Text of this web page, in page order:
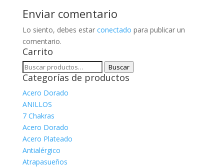
Enviar comentario
Lo siento, debes estar conectado para publicar un
comentario.
Carrito
Buscar
por:
Buscar
Categorías de productos
Acero Dorado
ANILLOS
7 Chakras
Acero Dorado
Acero Plateado
Antialérgico
Atrapasueños